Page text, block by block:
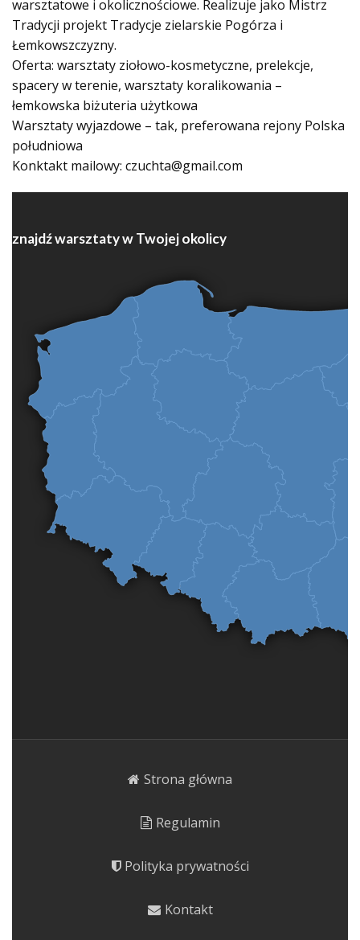
warsztatowe i okolicznościowe. Realizuje jako Mistrz
Tradycji projekt Tradycje zielarskie Pogórza i
Łemkowszczyzny.
Oferta: warsztaty ziołowo-kosmetyczne, prelekcje,
spacery w terenie, warsztaty koralikowania –
łemkowska biżuteria użytkowa
Warsztaty wyjazdowe – tak, preferowana rejony Polska
południowa
Konktakt mailowy: czuchta@gmail.com
znajdź warsztaty w Twojej okolicy
Strona główna
Regulamin
Polityka prywatności
Kontakt